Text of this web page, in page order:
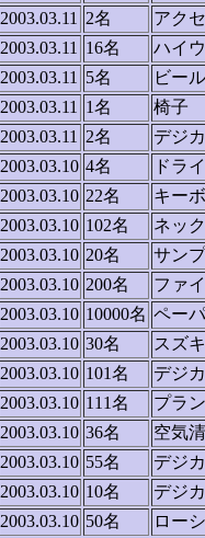
2003.03.11 2名
アク
2003.03.11 16名
ハイ
2003.03.11 5名
ビー
2003.03.11 1名
椅子
2003.03.11 2名
デジ
2003.03.10 4名
ドラ
2003.03.10 22名
キー
2003.03.10 102名
ネッ
2003.03.10 20名
サン
2003.03.10 200名
ファ
2003.03.10 10000名 ペー
2003.03.10 30名
スズ
2003.03.10 101名
デジ
2003.03.10 111名
プラ
2003.03.10 36名
空気
2003.03.10 55名
デジ
2003.03.10 10名
デジ
2003.03.10 50名
ロー